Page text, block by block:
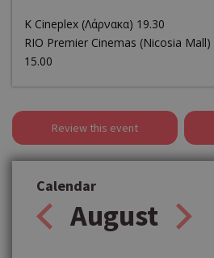
K Cineplex (Λάρνακα) 19.30
RΙΟ Premier Cinemas (Nicosia
15.00
Review this event
Calendar
August